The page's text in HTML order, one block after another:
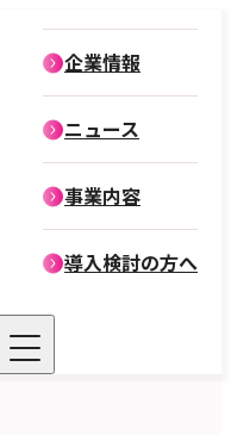
企業情報
企業情報
役員紹介
ニュース
事業内容
導入検討の方へ